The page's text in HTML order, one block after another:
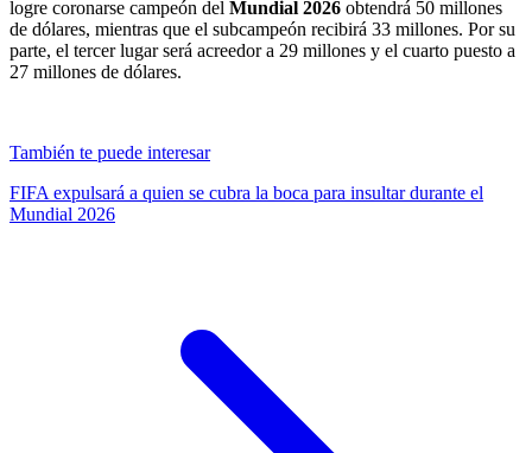
logre coronarse campeón del Mundial 2026 obtendrá 50 millones
de dólares, mientras que el subcampeón recibirá 33 millones. Por su
parte, el tercer lugar será acreedor a 29 millones y el cuarto puesto a
27 millones de dólares.
También te puede interesar
FIFA expulsará a quien se cubra la boca para insultar durante el
Mundial 2026